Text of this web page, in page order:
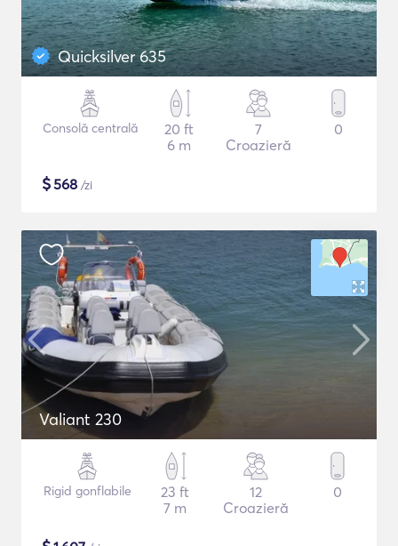
Quicksilver 635
Consolă centrală
20 ft
6 m
7
Croazieră
0
$568 /zi
Valiant 230
Rigid gonflabile
23 ft
7 m
12
Croazieră
0